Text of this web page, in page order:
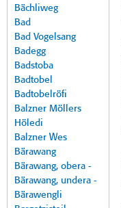
Bächliweg
Bad
Bad Vogelsang
Badegg
Badstoba
Badtobel
Badtobelröfi
Balzner Möllers
Höledi
Balzner Wes
Bärawang
Bärawang, obera -
Bärawang, undera -
Bärawengli